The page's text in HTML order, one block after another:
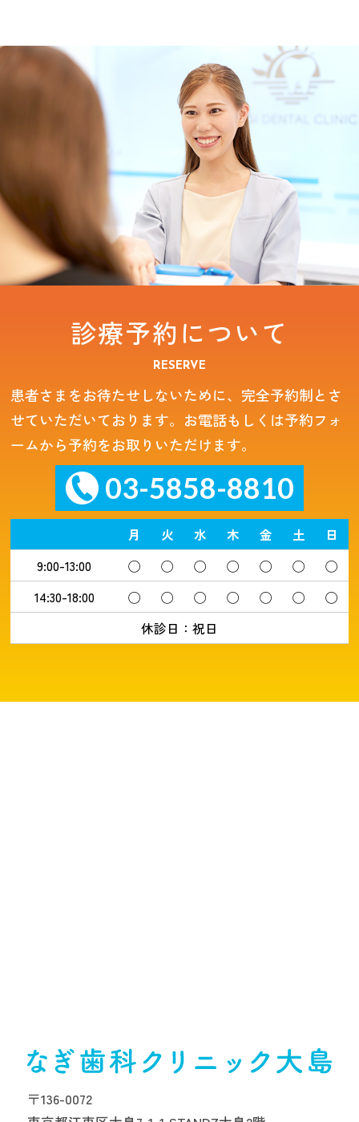
診療予約について
RESERVE
患者さまをお待たせしないために、完全予約制とさ
せていただいております。お電話もしくは予約フォ
ームから予約をお取りいただけます。
03-5858-8810
月 火 水 木 金 土
日
9:00-13:00
◯ ◯ ◯ ◯ ◯ ◯
◯
14:30-18:00
◯ ◯ ◯ ◯ ◯ ◯
◯
休診日：祝日
〒136-0072